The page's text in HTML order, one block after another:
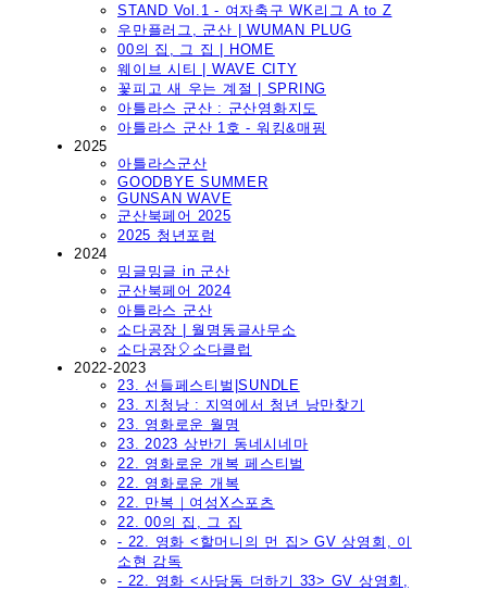
STAND Vol.1 - 여자축구 WK리그 A to Z
우만플러그, 군산 | WUMAN PLUG
00의 집, 그 집 | HOME
웨이브 시티 | WAVE CITY
꽃피고 새 우는 계절 | SPRING
아틀라스 군산 : 군산영화지도
아틀라스 군산 1호 - 워킹&매핑
2025
아틀라스군산
GOODBYE SUMMER
GUNSAN WAVE
군산북페어 2025
2025 청년포럼
2024
밍글밍글 in 군산
군산북페어 2024
아틀라스 군산
소다공장 | 월명동글사무소
소다공장🎈소다클럽
2022-2023
23. 선들페스티벌|SUNDLE
23. 지청낭 : 지역에서 청년 낭만찾기
23. 영화로운 월명
23. 2023 상반기 동네시네마
22. 영화로운 개복 페스티벌
22. 영화로운 개복
22. 만복｜여성X스포츠
22. 00의 집, 그 집
- 22. 영화 <할머니의 먼 집> GV 상영회, 이
소현 감독
- 22. 영화 <사당동 더하기 33> GV 상영회,